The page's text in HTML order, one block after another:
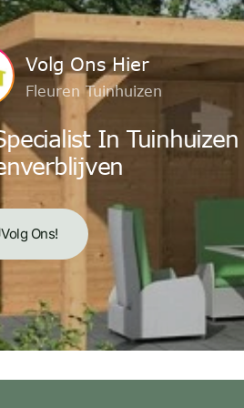
Volg Ons Hier
Fleuren Tuinhuizen
In Tuinhuizen
Volg Ons!